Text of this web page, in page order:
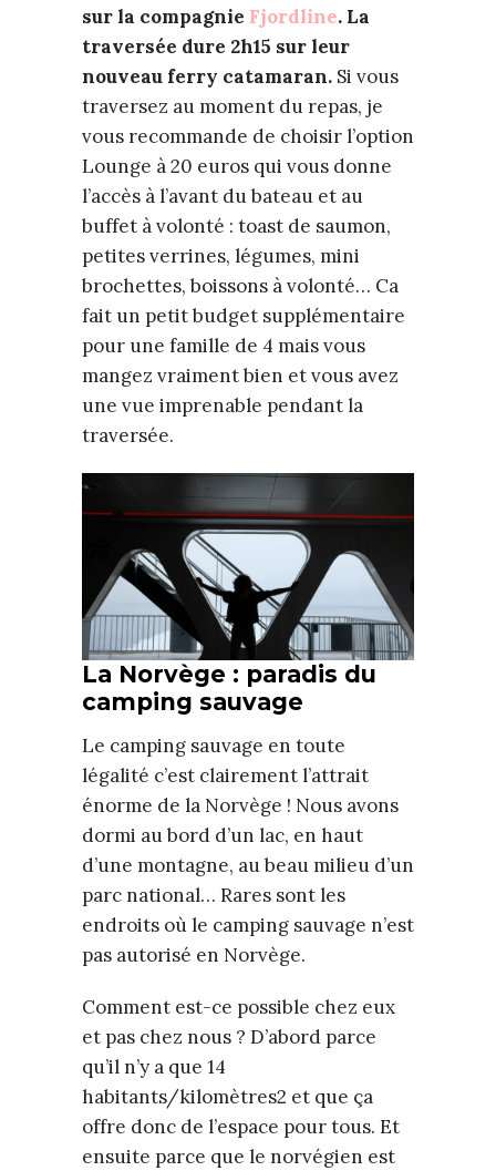
sur la compagnie Fjordline. La
traversée dure 2h15 sur leur
nouveau ferry catamaran. Si vous
traversez au moment du repas, je
vous recommande de choisir l’option
Lounge à 20 euros qui vous donne
l’accès à l’avant du bateau et au
buffet à volonté : toast de saumon,
petites verrines, légumes, mini
brochettes, boissons à volonté… Ca
fait un petit budget supplémentaire
pour une famille de 4 mais vous
mangez vraiment bien et vous avez
une vue imprenable pendant la
traversée.
La Norvège : paradis du
camping sauvage
Le camping sauvage en toute
légalité c’est clairement l’attrait
énorme de la Norvège ! Nous avons
dormi au bord d’un lac, en haut
d’une montagne, au beau milieu d’un
parc national… Rares sont les
endroits où le camping sauvage n’est
pas autorisé en Norvège.
Comment est-ce possible chez eux
et pas chez nous ? D’abord parce
qu’il n’y a que 14
habitants/kilomètres2 et que ça
offre donc de l’espace pour tous. Et
ensuite parce que le norvégien est